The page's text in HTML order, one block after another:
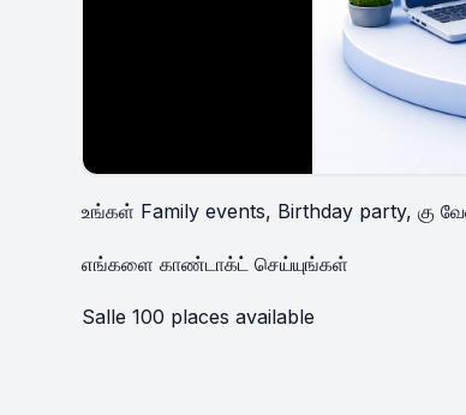
உங்கள் Family events, Birthday party, கு
எங்களை காண்டாக்ட் செய்யுங்கள்
Salle 100 places available